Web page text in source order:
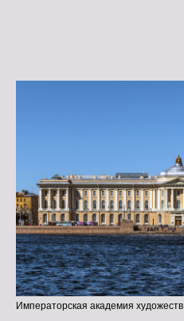
Императорская академия художеств